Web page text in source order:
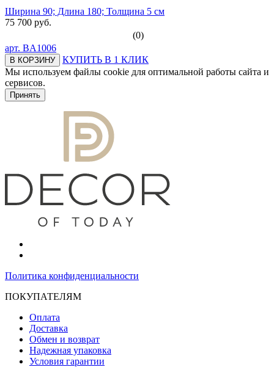
Ширина 90; Длина 180; Толщина 5 см
75 700 руб.
(0)
арт. BA1006
В КОРЗИНУ
КУПИТЬ В 1 КЛИК
Мы используем файлы cookie для оптимальной работы сайта и
сервисов.
Принять
Политика конфиденциальности
ПОКУПАТЕЛЯМ
Оплата
Доставка
Обмен и возврат
Надежная упаковка
Условия гарантии